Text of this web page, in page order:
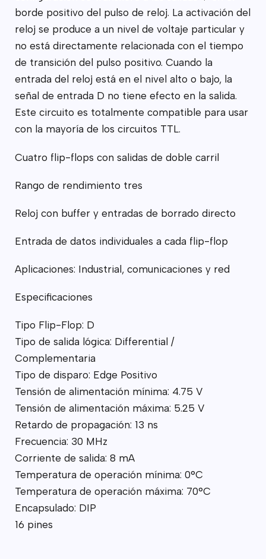
borde positivo del pulso de reloj. La activación del
reloj se produce a un nivel de voltaje particular y
no está directamente relacionada con el tiempo
de transición del pulso positivo. Cuando la
entrada del reloj está en el nivel alto o bajo, la
señal de entrada D no tiene efecto en la salida.
Este circuito es totalmente compatible para usar
con la mayoría de los circuitos TTL.
Cuatro flip-flops con salidas de doble carril
Rango de rendimiento tres
Reloj con buffer y entradas de borrado directo
Entrada de datos individuales a cada flip-flop
Aplicaciones: Industrial, comunicaciones y red
Especificaciones
Tipo Flip-Flop: D
Tipo de salida lógica: Differential /
Complementaria
Tipo de disparo: Edge Positivo
Tensión de alimentación mínima: 4.75 V
Tensión de alimentación máxima: 5.25 V
Retardo de propagación: 13 ns
Frecuencia: 30 MHz
Corriente de salida: 8 mA
Temperatura de operación mínima: 0°C
Temperatura de operación máxima: 70°C
Encapsulado: DIP
16 pines